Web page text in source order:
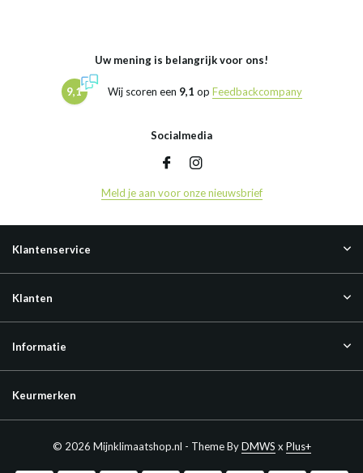
Uw mening is belangrijk voor ons!
9,1 Wij scoren een 9,1 op Feedbackcompany
Socialmedia
Meld je aan voor onze nieuwsbrief
Klantenservice
Klanten
Informatie
Keurmerken
© 2026 Mijnklimaatshop.nl - Theme ByDMWS x Plus+